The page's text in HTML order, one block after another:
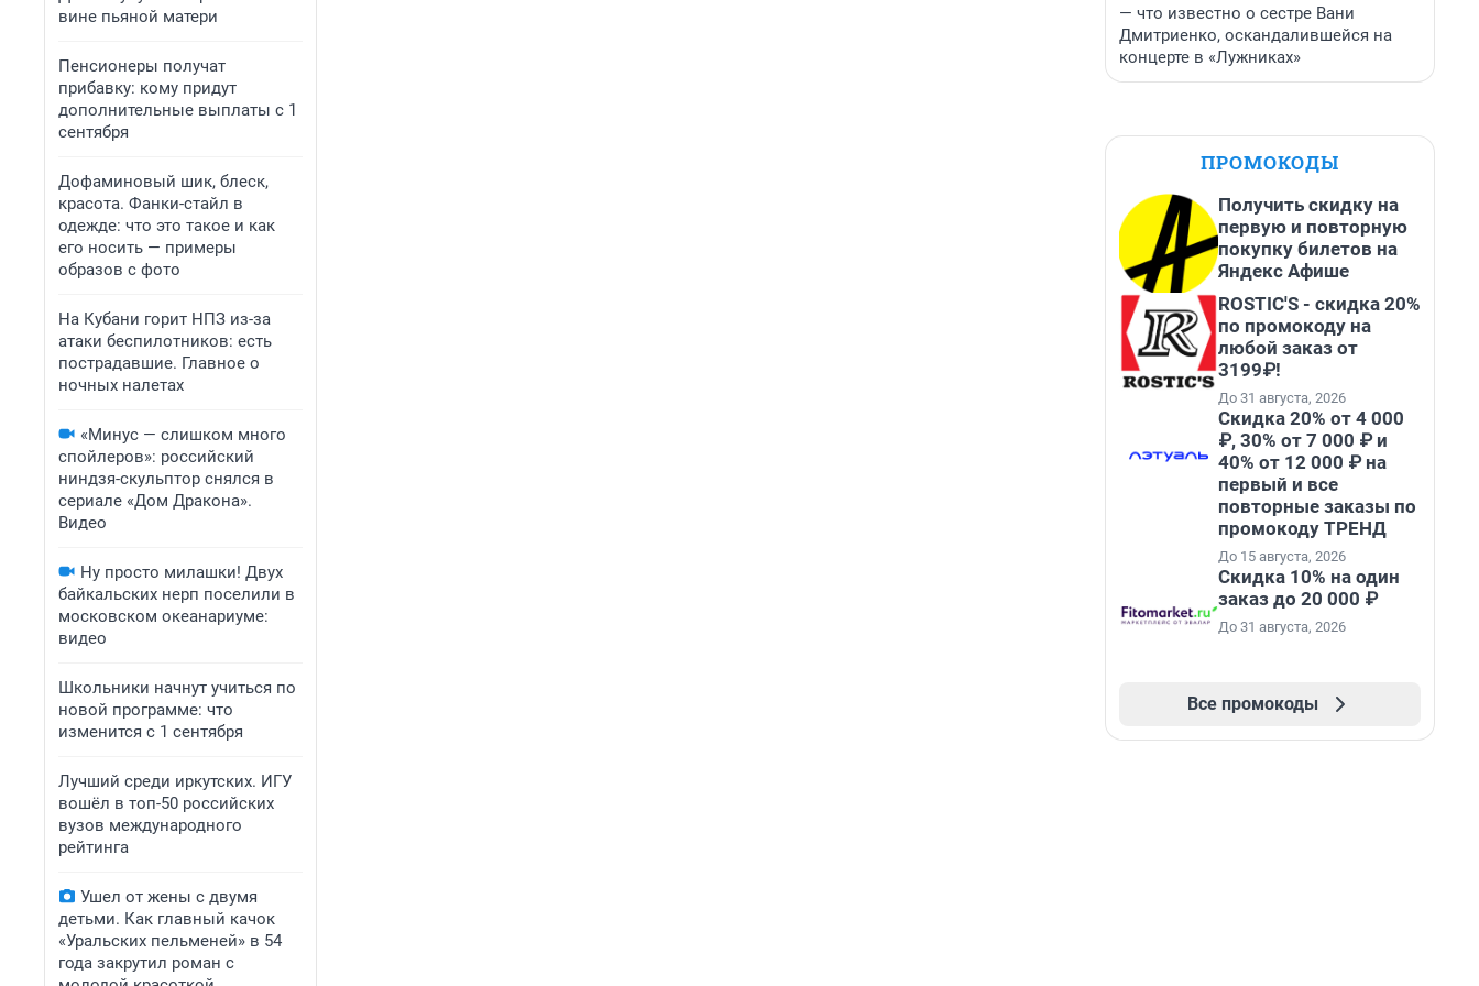
вине пьяной матери
Пенсионеры получат
прибавку: кому придут
дополнительные выплаты с 1
сентября
Дофаминовый шик, блеск,
красота. Фанки-стайл в
одежде: что это такое и как
его носить — примеры
образов с фото
На Кубани горит НПЗ из-за
атаки беспилотников: есть
пострадавшие. Главное о
ночных налетах
«Минус — слишком много
спойлеров»: российский
ниндзя-скульптор снялся в
сериале «Дом Дракона».
Видео
Ну просто милашки! Двух
байкальских нерп поселили в
московском океанариуме:
видео
Школьники начнут учиться по
новой программе: что
изменится с 1 сентября
Лучший среди иркутских. ИГУ
вошёл в топ-50 российских
вузов международного
рейтинга
Ушел от жены с двумя
детьми. Как главный качок
«Уральских пельменей» в 54
года закрутил роман с
— что известно о сестре Вани
Дмитриенко, оскандалившейся на
концерте в «Лужниках»
ПРОМОКОДЫ
Получить скидку на
первую и повторную
покупку билетов на
Яндекс Афише
ROSTIC'S - скидка 20%
по промокоду на
любой заказ от
3199₽!
До 31 августа, 2026
Скидка 20% от 4 000
₽, 30% от 7 000 ₽ и
40% от 12 000 ₽ на
первый и все
повторные заказы по
промокоду ТРЕНД
До 15 августа, 2026
Скидка 10% на один
заказ до 20 000 ₽
До 31 августа, 2026
Все промокоды